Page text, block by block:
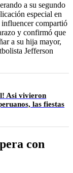
a su segundo
especial en
influencer compartió
y confirmó que
a su hija mayor,
Jefferson
Asi vivieron
las fiestas
con